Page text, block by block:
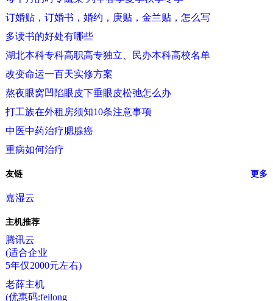
订婚贴，订婚书，婚约，庚贴，金兰贴，怎么写
多读书的好处有哪些
湖北本科专科高职高专独立、民办本科高校名单
改变命运一百天实修方案
熬夜眼窝凹陷眼皮下垂眼皮松弛怎么办
打工族在外租房须知10条注意事项
中医中药治疗腮腺癌
重病如何治疗
友链 更多
嘉湿云
主机推荐
腾讯云
(适合企业
5年仅2000元左右)
老薛主机
(优惠码:feilong